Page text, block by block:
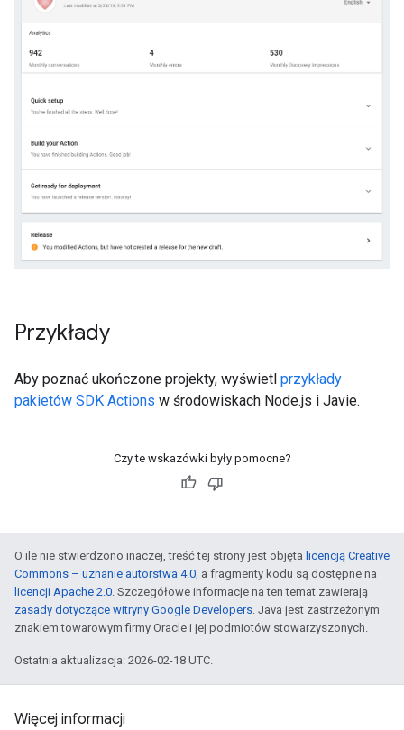
Przykłady
Aby poznać ukończone projekty, wyświetl przykłady
pakietów SDK Actions w środowiskach Node.js i Javie.
Czy te wskazówki były pomocne?
O ile nie stwierdzono inaczej, treść tej strony jest objęta licencją Creative
Commons – uznanie autorstwa 4.0, a fragmenty kodu są dostępne na
licencji Apache 2.0. Szczegółowe informacje na ten temat zawierają
zasady dotyczące witryny Google Developers. Java jest zastrzeżonym
znakiem towarowym firmy Oracle i jej podmiotów stowarzyszonych.
Ostatnia aktualizacja: 2026-02-18 UTC.
Więcej informacji